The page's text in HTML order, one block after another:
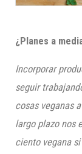
¿Planes a
Incorporar
seguir
cosas veganas
largo plazo nos
ciento vegana